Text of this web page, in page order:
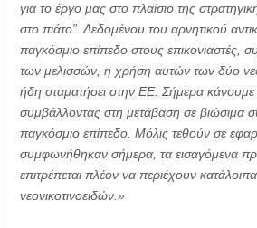
για το έργο μας στο πλαίσιο της
στο πιάτο”. Δεδομένου του αρνητικού
παγκόσμιο επίπεδο στους επικονιαστές,
των μελισσών, η χρήση αυτών των δύο
ήδη σταματήσει στην ΕΕ. Σήμερα
συμβάλλοντας στη μετάβαση σε βιώσιμα
παγκόσμιο επίπεδο. Μόλις τεθούν σε
συμφωνήθηκαν σήμερα, τα εισαγόμενα
επιτρέπεται πλέον να περιέχουν
νεονικοτινοειδών.»